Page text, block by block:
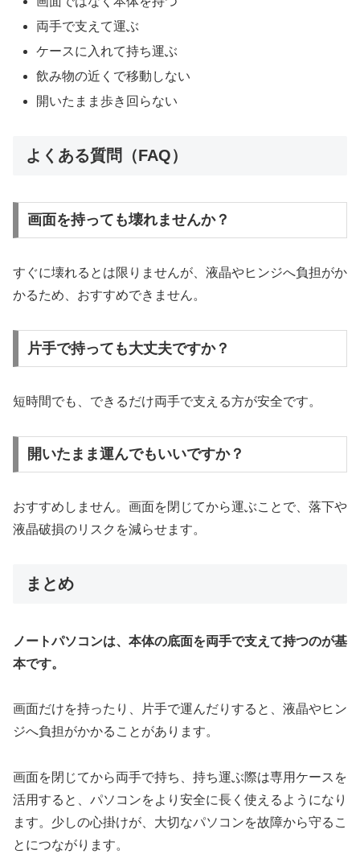
両手で支えて運ぶ
ケースに入れて持ち運ぶ
飲み物の近くで移動しない
開いたまま歩き回らない
よくある質問（FAQ）
画面を持っても壊れませんか？
すぐに壊れるとは限りませんが、液晶やヒンジへ負担がか
かるため、おすすめできません。
片手で持っても大丈夫ですか？
短時間でも、できるだけ両手で支える方が安全です。
開いたまま運んでもいいですか？
おすすめしません。画面を閉じてから運ぶことで、落下や
液晶破損のリスクを減らせます。
まとめ
ノートパソコンは、本体の底面を両手で支えて持つのが基
本です。
画面だけを持ったり、片手で運んだりすると、液晶やヒン
ジへ負担がかかることがあります。
画面を閉じてから両手で持ち、持ち運ぶ際は専用ケースを
活用すると、パソコンをより安全に長く使えるようになり
ます。少しの心掛けが、大切なパソコンを故障から守るこ
とにつながります。